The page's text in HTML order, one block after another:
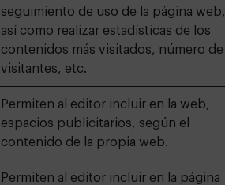
seguimiento de uso de la página web,
así como realizar estadísticas de los
contenidos más visitados, número de
visitantes, etc.
Permiten al editor incluir en la web,
espacios publicitarios, según el
contenido de la propia web.
Permiten al editor incluir en la página